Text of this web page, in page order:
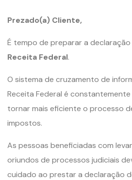
Prezado(a) Cliente,
É tempo de preparar a
Receita Federal.
O sistema de cruzamento de
Receita Federal é
tornar mais eficiente o processo
impostos.
As pessoas beneficiadas com
oriundos de processos judiciais
cuidado ao prestar a declaração